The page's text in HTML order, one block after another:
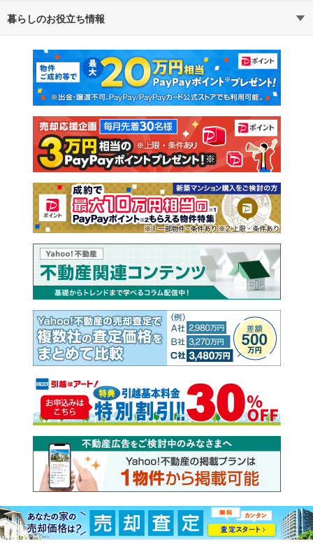
通勤・通学時間から探す
不動産・住宅
新築マンション 中古マンション
新築一戸建て 中古一戸建て
注文住宅 土地
売却査定
暮らしのお役立ち情報
マンションカタログ 教えて！住まいの先生